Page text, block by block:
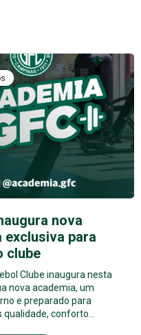
nova
exclusiva para
clube
Clube inaugura nesta
nova academia, um
e preparado para
conforto…